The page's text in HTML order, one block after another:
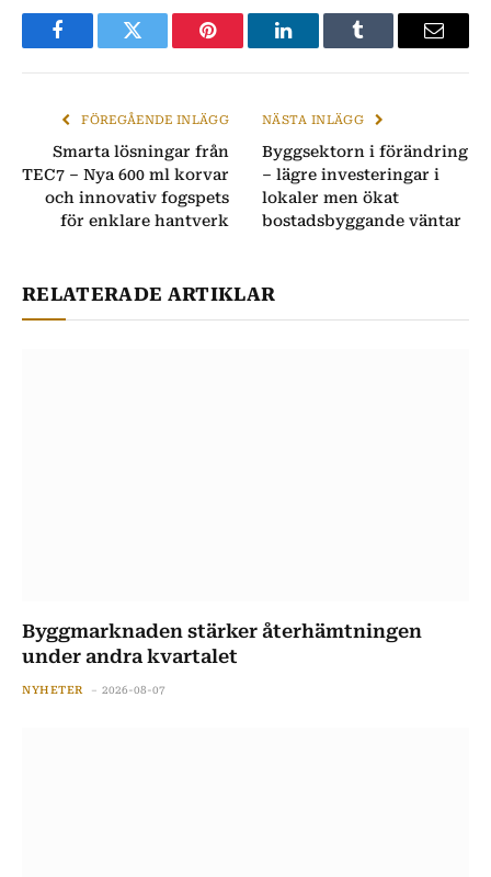
FacebookTwitter Pinterest LinkedInTumblr
E-
FÖREGÅENDE INLÄGG
Smarta lösningar från
TEC7 – Nya 600 ml korvar
och innovativ fogspets
för enklare hantverk
NÄSTA INLÄGG
Byggsektorn i förändring
– lägre investeringar i
lokaler men ökat
bostadsbyggande väntar
RELATERADE ARTIKLAR
Byggmarknaden stärker återhämtningen
under andra kvartalet
NYHETER 2026-08-07